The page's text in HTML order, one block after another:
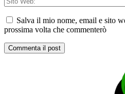
Salva il mio nome, email e sito
prossima volta che commenterò